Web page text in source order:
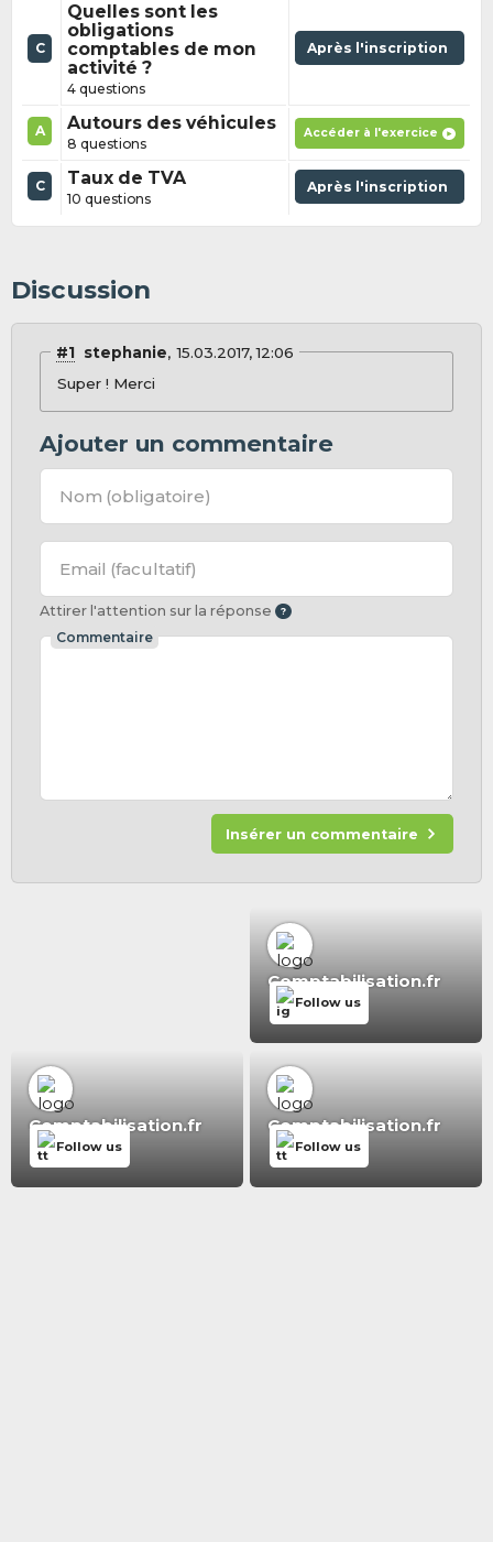
C
Quelles sont les
obligations
comptables de mon
activité ?
4 questions
Après l'inscription
A Autours des véhicules
8 questions
Accéder à l'exercice
C Taux de TVA
10 questions
Après l'inscription
Discussion
#1 stephanie
15.03.2017, 12:06
Super ! Merci
Ajouter un commentaire
Nom (obligatoire)
Email (facultatif)
Attirer l'attention sur la réponse
Commentaire
Insérer un commentaire
Comptabilisation.fr
Follow us
Comptabilisation.fr
Follow us
Comptabilisation.fr
Follow us